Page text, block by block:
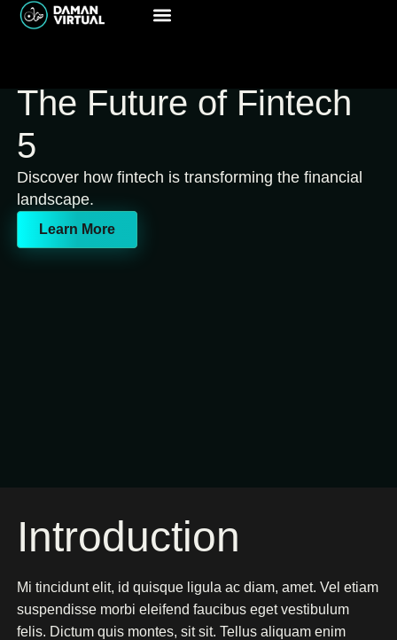
The Future of Fintech
5
Discover how fintech is transforming the financial
landscape.
Learn More
Introduction
Mi tincidunt elit, id quisque ligula ac diam, amet. Vel etiam
suspendisse morbi eleifend faucibus eget vestibulum
felis. Dictum quis montes, sit sit. Tellus aliquam enim